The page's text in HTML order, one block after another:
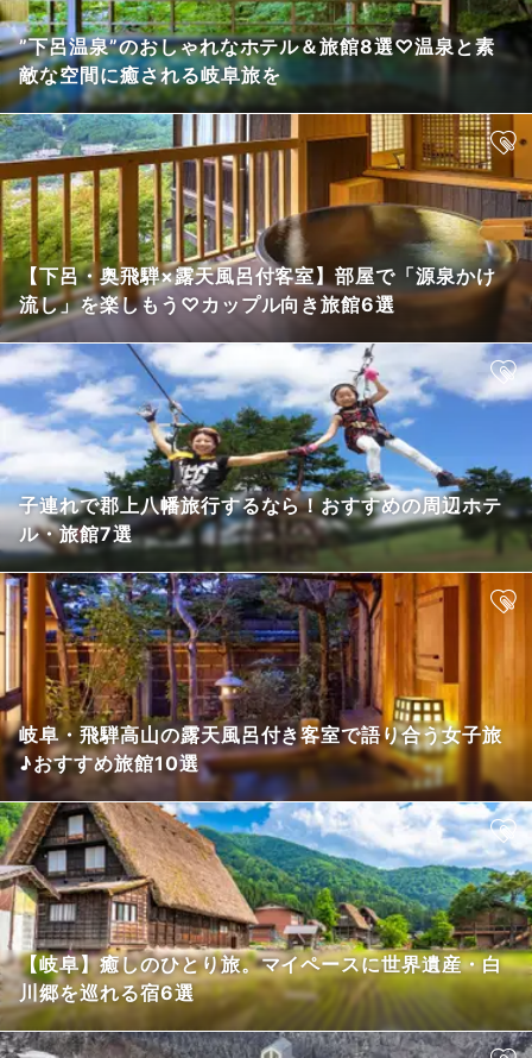
”下呂温泉”のおしゃれなホテル＆旅館8選♡温泉と素
敵な空間に癒される岐阜旅を
【下呂・奥飛騨×露天風呂付客室】部屋で「源泉かけ
流し」を楽しもう♡カップル向き旅館6選
子連れで郡上八幡旅行するなら！おすすめの周辺ホテ
ル・旅館7選
岐阜・飛騨高山の露天風呂付き客室で語り合う女子旅
♪おすすめ旅館10選
【岐阜】癒しのひとり旅。マイペースに世界遺産・白
川郷を巡れる宿6選